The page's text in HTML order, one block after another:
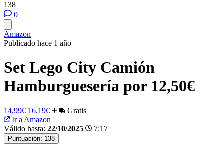
138
0
Amazon
Publicado hace 1 año
Set Lego City Camión
Hamburguesería por 12,50€
14,99€ 16,19€
Gratis
Ir a Amazon
Válido hasta: 22/10/2025 7:17
Puntuación: 138